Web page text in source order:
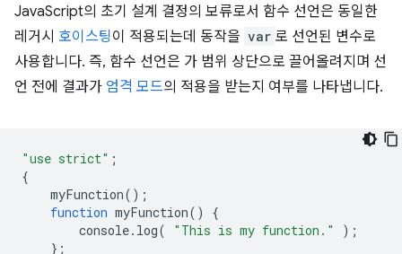
JavaScript의 초기 설계 결정의 보류로서 함수 선언은 동일한
레거시 호이스팅이 적용되는데 동작을 var 로 선언된 변수로
사용합니다. 즉, 함수 선언은 가 범위 상단으로 끌어올려지며 선
언 전에 결과가 엄격 모드의 적용을 받는지 여부를 나타냅니다.
"use strict" ;
{
myFunction();
function myFunction()
{
console. log( "This is my function."
);
};